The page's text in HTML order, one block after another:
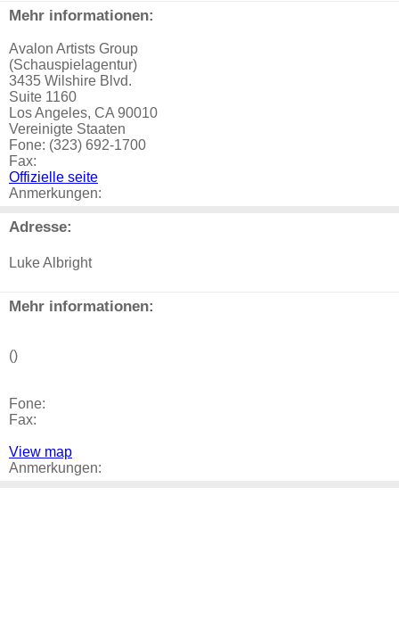
Mehr informationen:
Avalon Artists Group
(Schauspielagentur)
3435 Wilshire Blvd.
Suite 1160
Los Angeles, CA 90010
Vereinigte Staaten
Fone: (323) 692-1700
Fax:
Offizielle seite
Anmerkungen:
Adresse:
Luke Albright
Mehr informationen:
()
Fone:
Fax:
View map
Anmerkungen: